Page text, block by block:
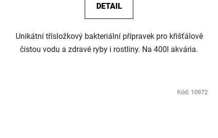
DETAIL
Unikátní třísložkový bakteriální přípravek pro křišťálově
čistou vodu a zdravé ryby i rostliny. Na 400l akvária.
Kód: 10972